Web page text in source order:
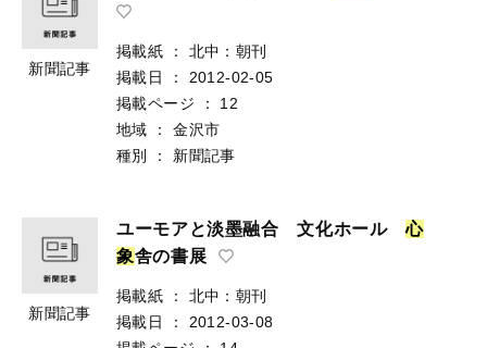
新聞記事
掲載紙 ：
北中：朝刊
掲載日
：
2012-02-05
掲載ページ
：
12
地域
：
金沢市
種別
： 新聞記事
新聞記事
ユーモアと淡墨融合 文化ホール心
象舎の書展
掲載紙 ：
北中：朝刊
掲載日
：
2012-03-08